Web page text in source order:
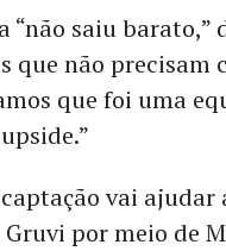
saiu barato,”
que não precisam
que foi uma
vai ajudar
Gruvi por meio de